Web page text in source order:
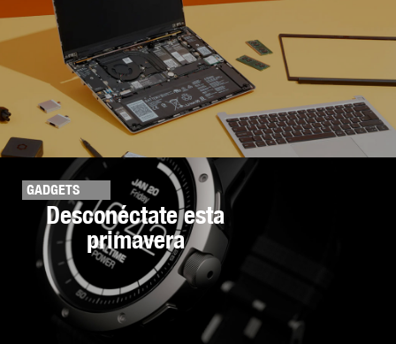
GADGETS
Desconéctate esta
primavera